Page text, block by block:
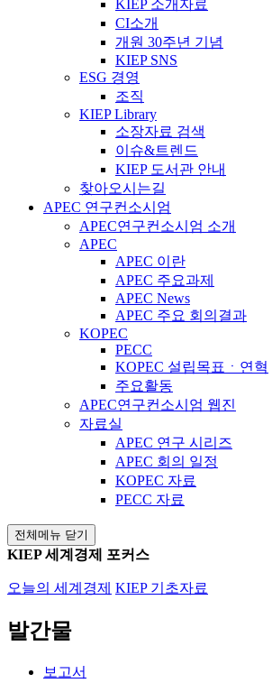
KIEP 소개자료
CI소개
개원 30주년 기념
KIEP SNS
ESG 경영
조직
KIEP Library
소장자료 검색
이슈&트렌드
KIEP 도서관 안내
찾아오시는길
APEC 연구컨소시엄
APEC연구컨소시엄 소개
APEC
APEC 이란
APEC 주요과제
APEC News
APEC 주요 회의결과
KOPEC
PECC
KOPEC 설립목표ㆍ연혁
주요활동
APEC연구컨소시엄 웹진
자료실
APEC 연구 시리즈
APEC 회의 일정
KOPEC 자료
PECC 자료
전체메뉴 닫기
KIEP 세계경제 포커스
오늘의 세계경제 KIEP 기초자료
발간물
보고서